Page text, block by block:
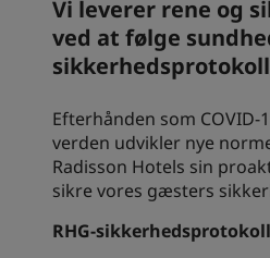
Prize by Radisson
Tilknyttede brands i Kina
Besøg vores blog
Vi leverer rene og
ved at følge
Efterhånden som
verden udvikler nye
Radisson Hotels sin
sikre vores gæsters
RHG-